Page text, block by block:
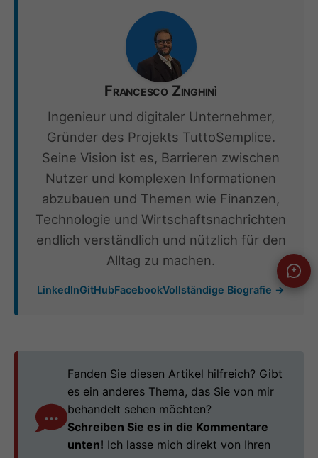
Francesco Zinghinì
Ingenieur und digitaler Unternehmer,
Gründer des Projekts TuttoSemplice.
Seine Vision ist es, Barrieren zwischen
Nutzer und komplexen Informationen
abzubauen und Themen wie Finanzen,
Technologie und Wirtschaftsnachrichten
endlich verständlich und nützlich für den
Alltag zu machen.
LinkedInGitHubFacebookVollständige Biografie →
Fanden Sie diesen Artikel hilfreich? Gibt
es ein anderes Thema, das Sie von mir
behandelt sehen möchten?
Schreiben Sie es in die Kommentare
unten! Ich lasse mich direkt von Ihren